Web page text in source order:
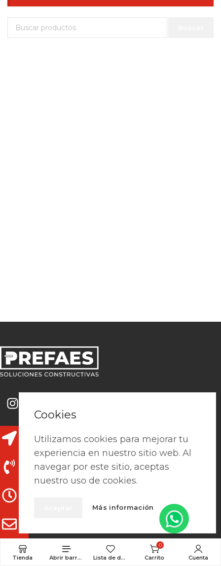
Ctra. de Madrid, s/n, 46813 Cerdà,
València
962 241 978 / 691 131 345
Tienda Abrir barra lateral Lista de deseos
0
Carrito Cuenta
Cookies
Utilizamos cookies para mejorar tu
experiencia en nuestro sitio web. Al
navegar por este sitio, aceptas
nuestro uso de cookies.
Más información